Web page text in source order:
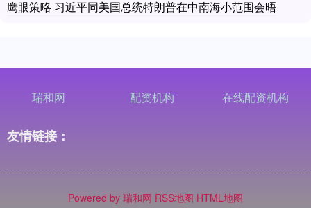
鹰眼策略 习近平同美国总统特朗普在中南海小范围会晤
瑞和网 配资机构 在线配资机构
友情链接：
Powered by 瑞和网 RSS地图 HTML地图